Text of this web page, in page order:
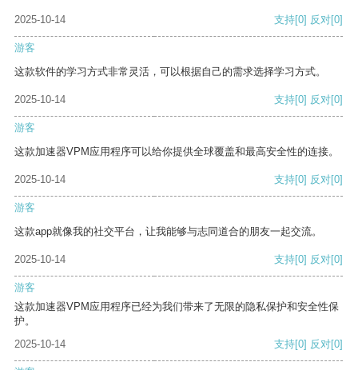
2025-10-14 支持[0] 反对[0]
游客
这款软件的学习方式非常灵活，可以根据自己的需求选择学习方式。
2025-10-14 支持[0] 反对[0]
游客
这款加速器VPM应用程序可以给你提供全球覆盖和最高安全性的连接。
2025-10-14 支持[0] 反对[0]
游客
这款app就像我的社交平台，让我能够与志同道合的朋友一起交流。
2025-10-14 支持[0] 反对[0]
游客
这款加速器VPM应用程序已经为我们带来了无限的隐私保护和安全性保
护。
2025-10-14
支持[0] 反对[0]